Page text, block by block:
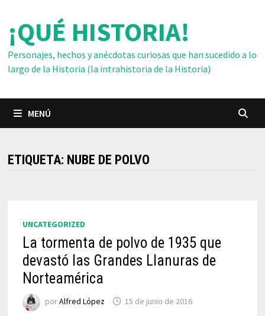
contenido
¡QUÉ HISTORIA!
Personajes, hechos y anécdotas curiosas que han sucedido a lo
largo de la Historia (la intrahistoria de la Historia)
MENÚ
ETIQUETA: NUBE DE POLVO
UNCATEGORIZED
La tormenta de polvo de 1935 que
devastó las Grandes Llanuras de
Norteamérica
porAlfred López 15 de junio de 2016